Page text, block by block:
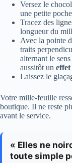
Versez le
une petite
Tracez des
longueur du
Avec la pointe
traits
alternant le
aussitôt un
Laissez le
Votre mille-feuille
boutique. Il ne reste
avant le service.
« Elles ne
toute simple